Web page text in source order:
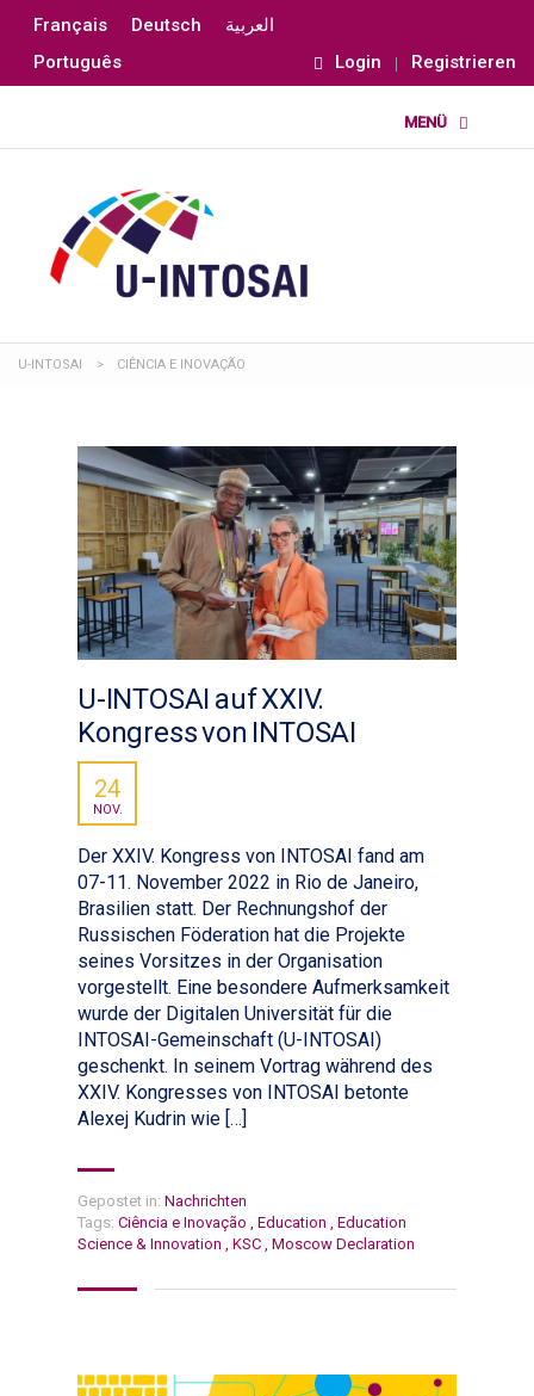
Français Deutsch
العربية
Português
Login Registrieren
U-INTOSAI > CIÊNCIA E INOVAÇÃO
U-INTOSAI auf XXIV.
Kongress von INTOSAI
24
NOV.
Der XXIV. Kongress von INTOSAI fand am
07-11. November 2022 in Rio de Janeiro,
Brasilien statt. Der Rechnungshof der
Russischen Föderation hat die Projekte
seines Vorsitzes in der Organisation
vorgestellt. Eine besondere Aufmerksamkeit
wurde der Digitalen Universität für die
INTOSAI-Gemeinschaft (U-INTOSAI)
geschenkt. In seinem Vortrag während des
XXIV. Kongresses von INTOSAI betonte
Alexej Kudrin wie […]
Gepostet in: Nachrichten
Tags: Ciência e Inovação , Education , Education
Science & Innovation , KSC , Moscow Declaration